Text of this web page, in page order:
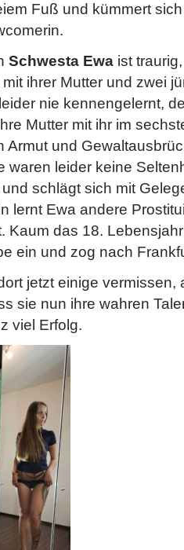
Fuß und kümmert
Schwesta Ewa ist
ihrer Mutter und zwei
nie kennengelernt,
Mutter mit ihr im
Armut und
waren leider keine
schlägt sich mit
lernt Ewa andere
Kaum das 18.
ein und zog nach
jetzt einige vermissen,
sie nun ihre wahren
viel Erfolg.